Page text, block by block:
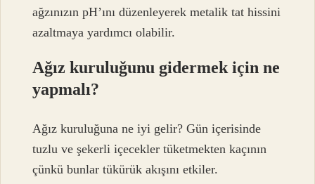
ağzınızın pH’ını düzenleyerek metalik tat hissini
azaltmaya yardımcı olabilir.
Ağız kuruluğunu gidermek için ne
yapmalı?
Ağız kuruluğuna ne iyi gelir? Gün içerisinde
tuzlu ve şekerli içecekler tüketmekten kaçının
çünkü bunlar tükürük akışını etkiler.